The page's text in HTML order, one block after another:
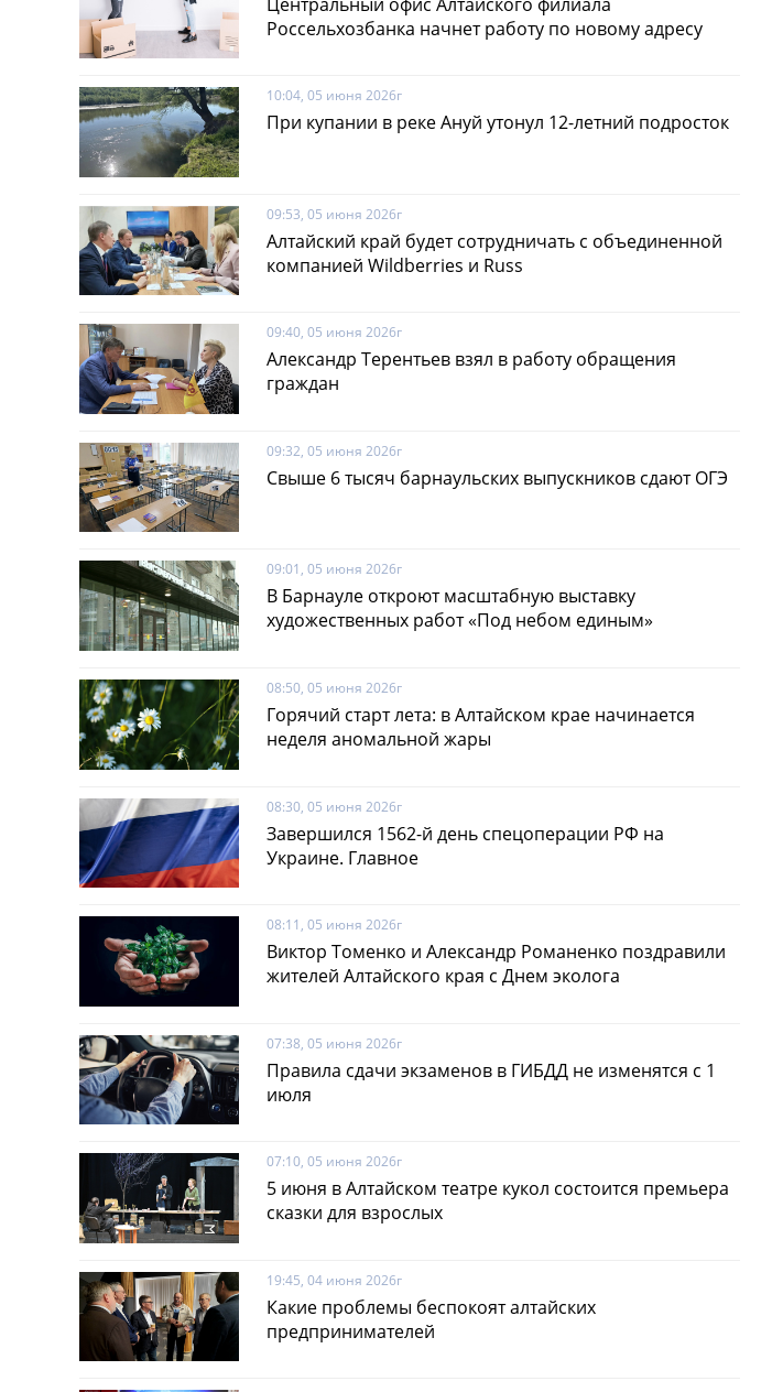
Россельхозбанка начнет работу по новому адресу
10:04, 05 июня 2026г
При купании в реке Ануй утонул 12-летний подросток
09:53, 05 июня 2026г
Алтайский край будет сотрудничать с объединенной
компанией Wildberries и Russ
09:40, 05 июня 2026г
Александр Терентьев взял в работу обращения
граждан
09:32, 05 июня 2026г
Свыше 6 тысяч барнаульских выпускников сдают ОГЭ
09:01, 05 июня 2026г
В Барнауле откроют масштабную выставку
художественных работ «Под небом единым»
08:50, 05 июня 2026г
Горячий старт лета: в Алтайском крае начинается
неделя аномальной жары
08:30, 05 июня 2026г
Завершился 1562-й день спецоперации РФ на
Украине. Главное
08:11, 05 июня 2026г
Виктор Томенко и Александр Романенко поздравили
жителей Алтайского края с Днем эколога
07:38, 05 июня 2026г
Правила сдачи экзаменов в ГИБДД не изменятся с 1
июля
07:10, 05 июня 2026г
5 июня в Алтайском театре кукол состоится премьера
сказки для взрослых
19:45, 04 июня 2026г
Какие проблемы беспокоят алтайских
предпринимателей